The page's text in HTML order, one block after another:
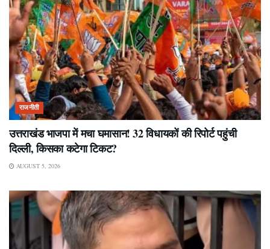
राजनीती
उत्तराखंड भाजपा में मचा घमासान! 32 विधायकों की रिपोर्ट पहुंची
दिल्ली, किसका कटेगा टिकट?
AUGUST 5, 2026